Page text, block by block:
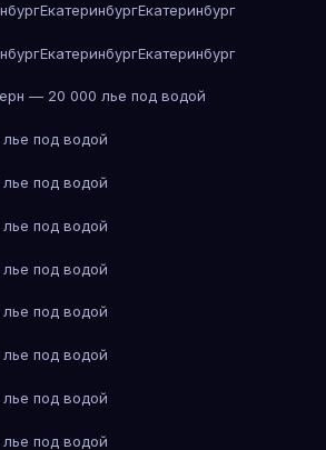
ЕкатеринбургЕкатеринбург
ЕкатеринбургЕкатеринбург
— 20 000 лье под водой
под водой
под водой
под водой
под водой
под водой
под водой
под водой
под водой